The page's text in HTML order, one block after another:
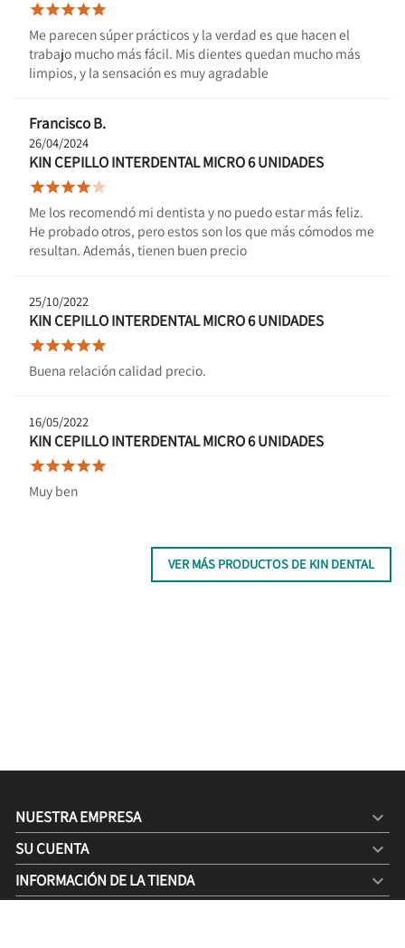

Me parecen súper prácticos y la verdad es que hacen el
trabajo mucho más fácil. Mis dientes quedan mucho más
limpios, y la sensación es muy agradable
Francisco B.
26/04/2024
KIN CEPILLO INTERDENTAL MICRO 6 UNIDADES

Me los recomendó mi dentista y no puedo estar más feliz.
He probado otros, pero estos son los que más cómodos me
resultan. Además, tienen buen precio
25/10/2022
KIN CEPILLO INTERDENTAL MICRO 6 UNIDADES

Buena relación calidad precio.
16/05/2022
KIN CEPILLO INTERDENTAL MICRO 6 UNIDADES

Muy ben
VER MÁS PRODUCTOS DE KIN DENTAL
NUESTRA EMPRESA 
SU CUENTA 
INFORMACIÓN DE LA TIENDA keyboard_arrow_down